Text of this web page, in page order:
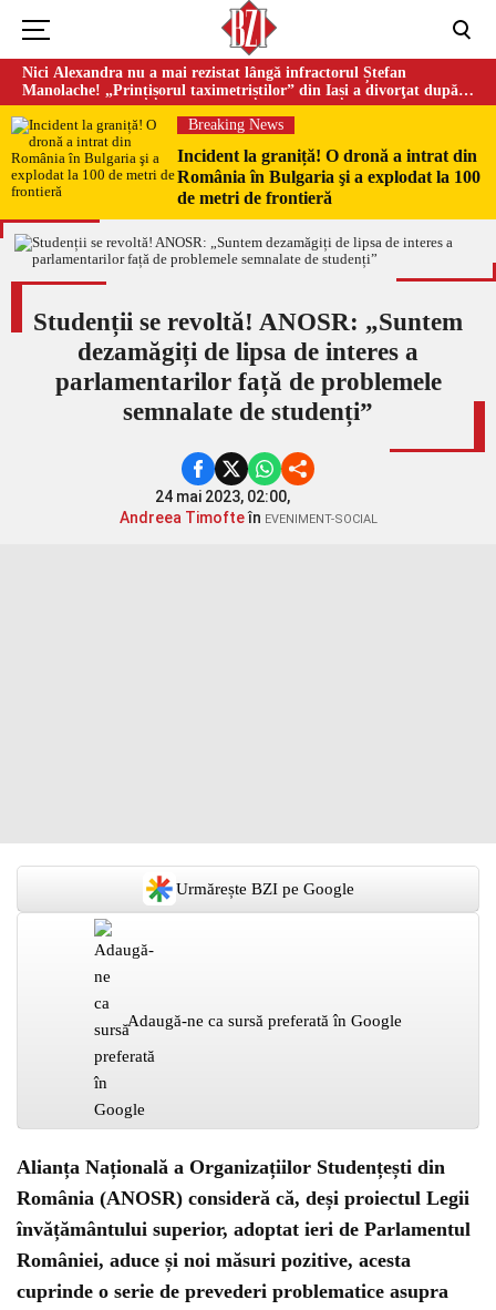
Nici Alexandra nu a mai rezistat lângă infractorul Ștefan
Manolache! „Prințișorul taximetriștilor” din Iași a divorţat după
doi ani de căsnicie
Breaking News
Incident la graniță! O dronă a intrat din
România în Bulgaria şi a explodat la 100
de metri de frontieră
Studenții se revoltă! ANOSR: „Suntem
dezamăgiți de lipsa de interes a
parlamentarilor față de problemele
semnalate de studenți”
24 mai 2023, 02:00,
Andreea Timofteîn EVENIMENT-SOCIAL
Urmărește BZI pe Google
Adaugă-ne ca sursă preferată în Google
Alianța Națională a Organizațiilor Studențești din
România (ANOSR) consideră că, deși proiectul Legii
învățământului superior, adoptat ieri de Parlamentul
României, aduce și noi măsuri pozitive, acesta
cuprinde o serie de prevederi problematice asupra